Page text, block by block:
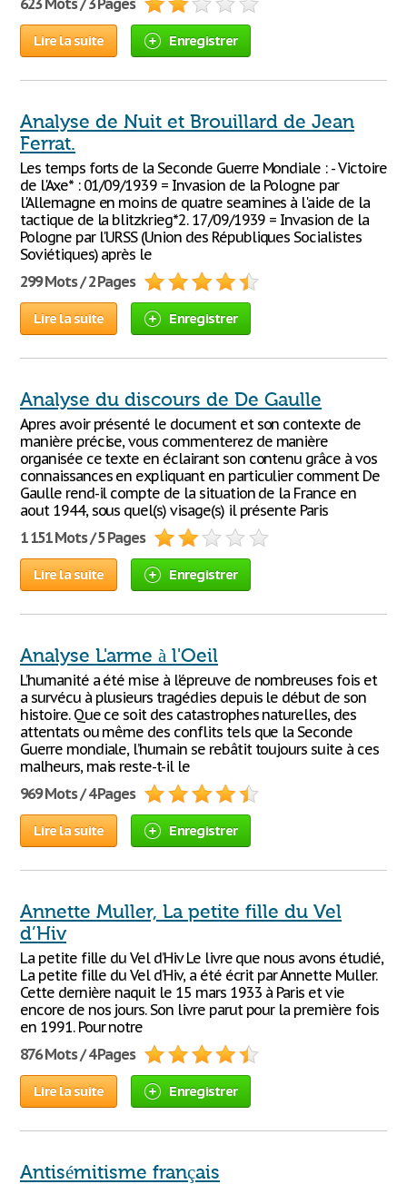
623 Mots / 3 Pages
Lire la suite Enregistrer
Analyse de Nuit et Brouillard de Jean
Ferrat.
Les temps forts de la Seconde Guerre Mondiale : - Victoire
de l'Axe* : 01/09/1939 = Invasion de la Pologne par
l'Allemagne en moins de quatre seamines à l'aide de la
tactique de la blitzkrieg*2. 17/09/1939 = Invasion de la
Pologne par l'URSS (Union des Républiques Socialistes
Soviétiques) après le
299 Mots / 2 Pages
Lire la suite Enregistrer
Analyse du discours de De Gaulle
Apres avoir présenté le document et son contexte de
manière précise, vous commenterez de manière
organisée ce texte en éclairant son contenu grâce à vos
connaissances en expliquant en particulier comment De
Gaulle rend-il compte de la situation de la France en
aout 1944, sous quel(s) visage(s) il présente Paris
1 151 Mots / 5 Pages
Lire la suite Enregistrer
Analyse L'arme à l'Oeil
L’humanité a été mise à l’épreuve de nombreuses fois et
a survécu à plusieurs tragédies depuis le début de son
histoire. Que ce soit des catastrophes naturelles, des
attentats ou même des conflits tels que la Seconde
Guerre mondiale, l’humain se rebâtit toujours suite à ces
malheurs, mais reste-t-il le
969 Mots / 4 Pages
Lire la suite Enregistrer
Annette Muller, La petite fille du Vel
d’Hiv
La petite fille du Vel d’Hiv Le livre que nous avons étudié,
La petite fille du Vel d’Hiv, a été écrit par Annette Muller.
Cette dernière naquit le 15 mars 1933 à Paris et vie
encore de nos jours. Son livre parut pour la première fois
en 1991. Pour notre
876 Mots / 4 Pages
Lire la suite Enregistrer
Antisémitisme français